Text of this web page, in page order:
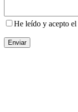
He leído y acepto el